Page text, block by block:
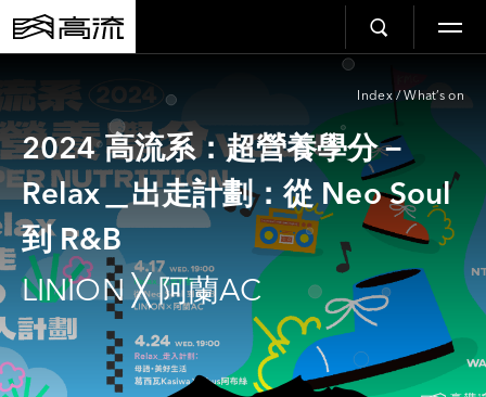
Index / What’s on
2024 高流系：超營養學分－
Relax＿出走計劃：從 Neo Soul
到 R&B
LINION ╳ 阿蘭AC